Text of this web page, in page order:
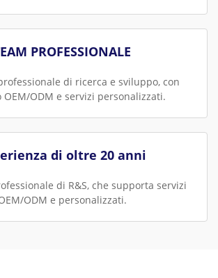
PROFESSIONALE
di ricerca e sviluppo, con
ODM e servizi personalizzati.
di oltre 20 anni
di R&S, che supporta servizi
ODM e personalizzati.